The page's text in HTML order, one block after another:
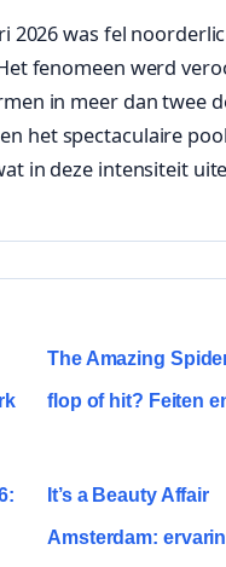
2026 was fel
fenomeen werd
in meer dan twee
het spectaculaire
in deze intensiteit
The Amazing
flop of hit? Feiten
It’s a Beauty Affair
Amsterdam: